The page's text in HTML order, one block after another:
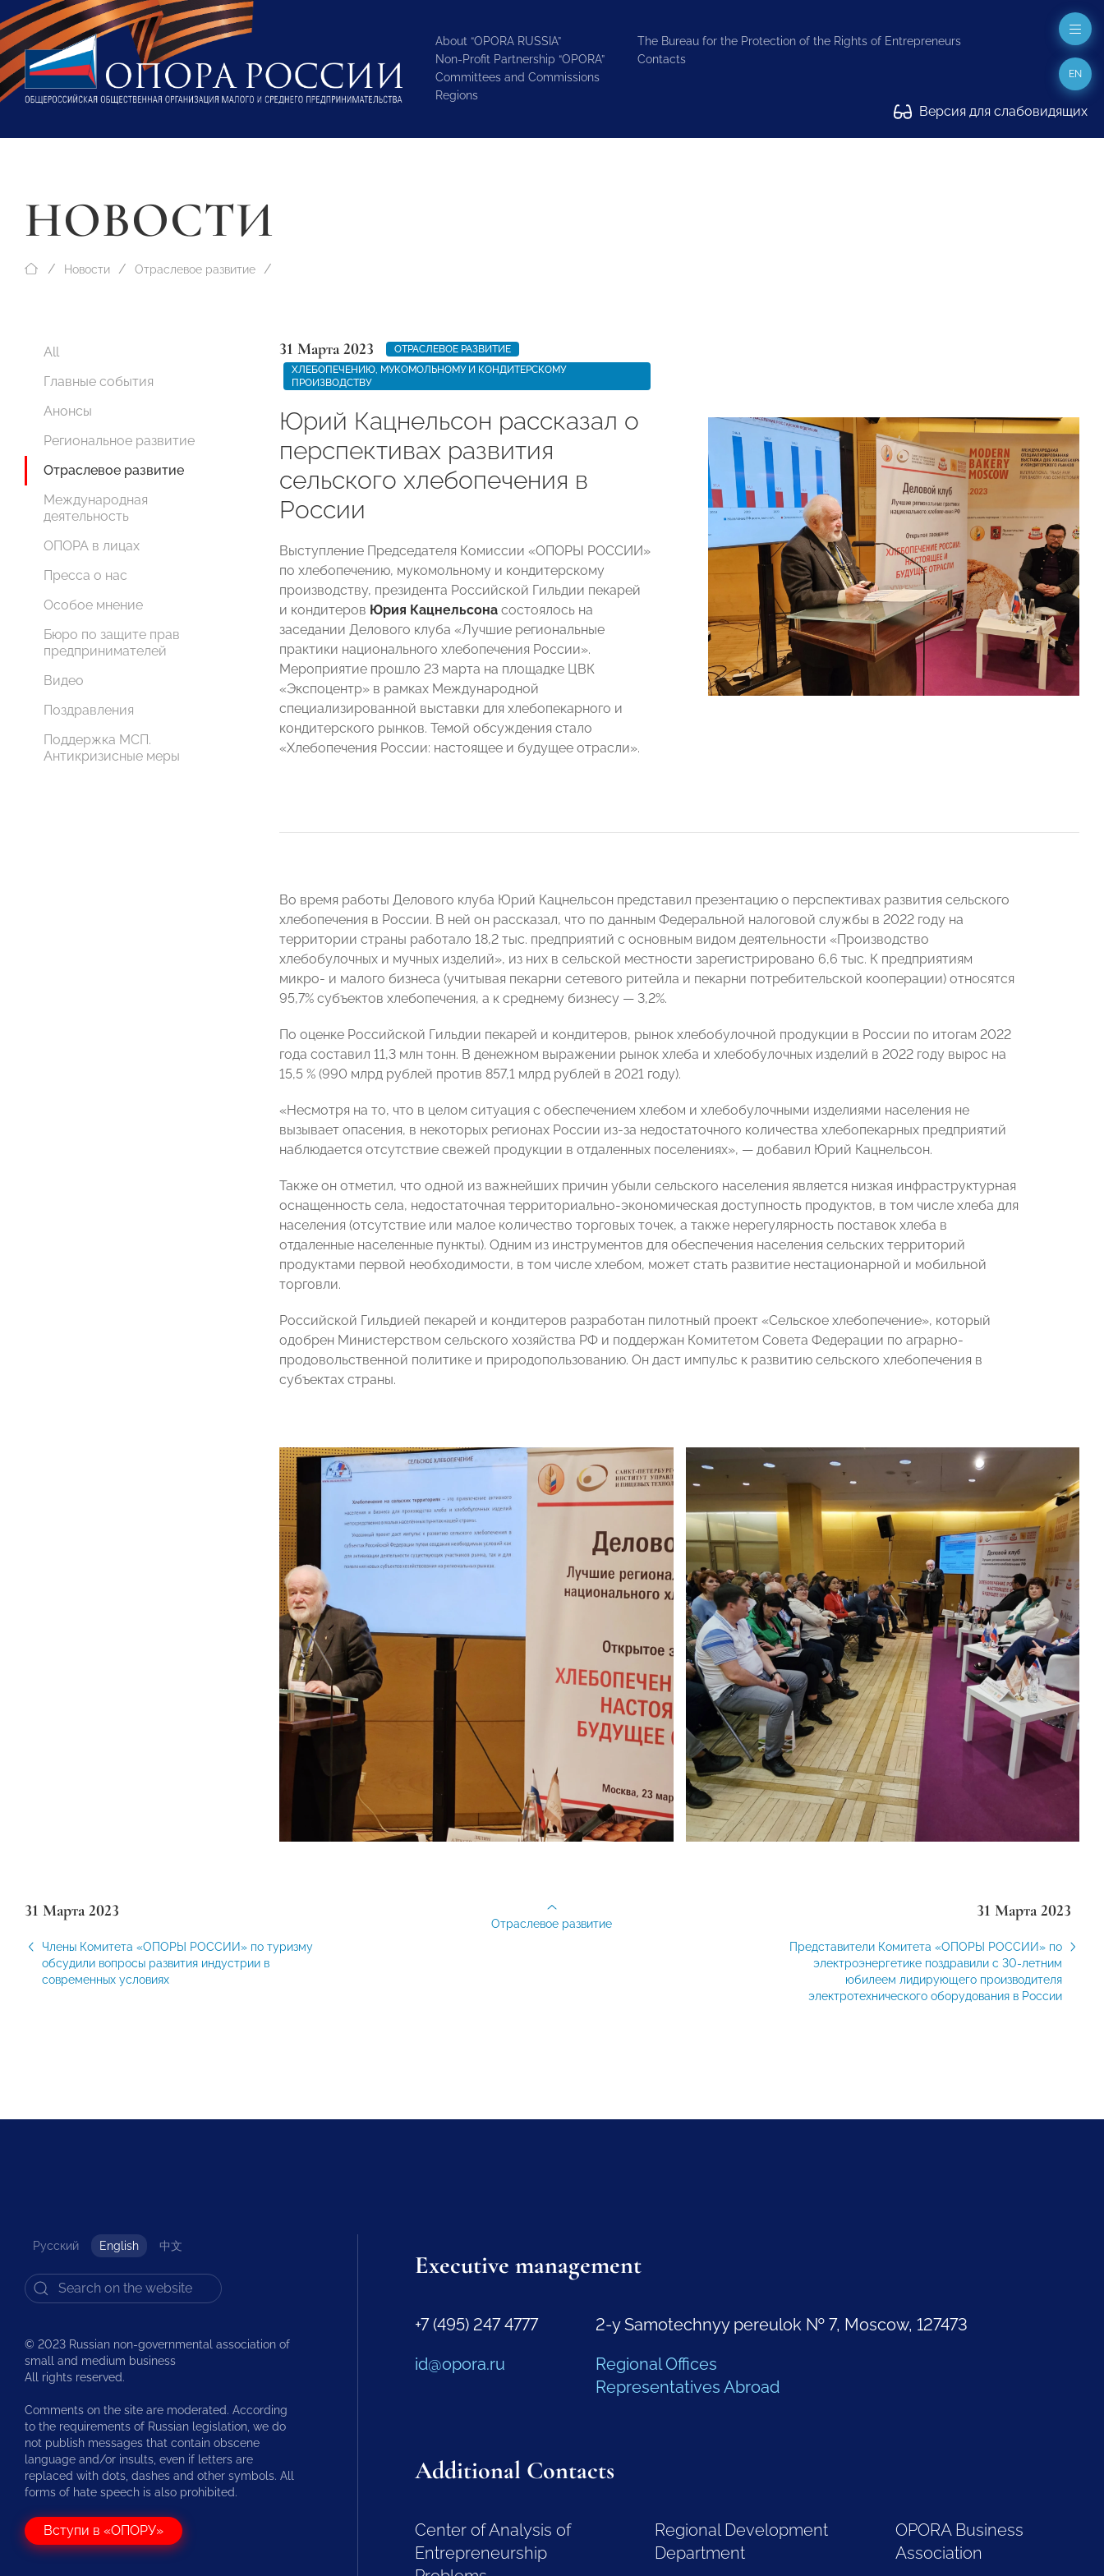
About “OPORA RUSSIA”
Non-Profit Partnership “OPORA”
Committees and Commissions
Regions
The Bureau for the Protection of the Rights of Entrepreneurs
Contacts
Версия для слабовидящих
EN
НОВОСТИ
Новости Отраслевое развитие
All
Главные события
Анонсы
Региональное развитие
Отраслевое развитие
Международная
деятельность
ОПОРА в лицах
Пресса о нас
Особое мнение
Бюро по защите прав
предпринимателей
Видео
Поздравления
Поддержка МСП.
Антикризисные меры
31 Марта 2023
ОТРАСЛЕВОЕ РАЗВИТИЕ
ХЛЕБОПЕЧЕНИЮ, МУКОМОЛЬНОМУ И КОНДИТЕРСКОМУ
ПРОИЗВОДСТВУ
Юрий Кацнельсон рассказал о
перспективах развития
сельского хлебопечения в
России
Выступление Председателя Комиссии «ОПОРЫ РОССИИ»
по хлебопечению, мукомольному и кондитерскому
производству, президента Российской Гильдии пекарей
и кондитеров Юрия Кацнельсона состоялось на
заседании Делового клуба «Лучшие региональные
практики национального хлебопечения России».
Мероприятие прошло 23 марта на площадке ЦВК
«Экспоцентр» в рамках Международной
специализированной выставки для хлебопекарного и
кондитерского рынков. Темой обсуждения стало
«Хлебопечения России: настоящее и будущее отрасли».
Во время работы Делового клуба Юрий Кацнельсон представил презентацию о перспективах развития сельского
хлебопечения в России. В ней он рассказал, что по данным Федеральной налоговой службы в 2022 году на
территории страны работало 18,2 тыс. предприятий с основным видом деятельности «Производство
хлебобулочных и мучных изделий», из них в сельской местности зарегистрировано 6,6 тыс. К предприятиям
микро- и малого бизнеса (учитывая пекарни сетевого ритейла и пекарни потребительской кооперации) относятся
95,7% субъектов хлебопечения, а к среднему бизнесу — 3,2%.
По оценке Российской Гильдии пекарей и кондитеров, рынок хлебобулочной продукции в России по итогам 2022
года составил 11,3 млн тонн. В денежном выражении рынок хлеба и хлебобулочных изделий в 2022 году вырос на
15,5 % (990 млрд рублей против 857,1 млрд рублей в 2021 году).
«Несмотря на то, что в целом ситуация с обеспечением хлебом и хлебобулочными изделиями населения не
вызывает опасения, в некоторых регионах России из-за недостаточного количества хлебопекарных предприятий
наблюдается отсутствие свежей продукции в отдаленных поселениях», — добавил Юрий Кацнельсон.
Также он отметил, что одной из важнейших причин убыли сельского населения является низкая инфраструктурная
оснащенность села, недостаточная территориально-экономическая доступность продуктов, в том числе хлеба для
населения (отсутствие или малое количество торговых точек, а также нерегулярность поставок хлеба в
отдаленные населенные пункты). Одним из инструментов для обеспечения населения сельских территорий
продуктами первой необходимости, в том числе хлебом, может стать развитие нестационарной и мобильной
торговли.
Российской Гильдией пекарей и кондитеров разработан пилотный проект «Сельское хлебопечение», который
одобрен Министерством сельского хозяйства РФ и поддержан Комитетом Совета Федерации по аграрно-
продовольственной политике и природопользованию. Он даст импульс к развитию сельского хлебопечения в
субъектах страны.
31 Марта 2023
Члены Комитета «ОПОРЫ РОССИИ» по туризму
обсудили вопросы развития индустрии в
современных условиях
31 Марта 2023
Представители Комитета «ОПОРЫ РОССИИ» по
электроэнергетике поздравили с 30-летним
юбилеем лидирующего производителя
электротехнического оборудования в России
Отраслевое развитие
Русский English 中文
© 2023 Russian non-governmental association of
small and medium business
All rights reserved.
Comments on the site are moderated. According
to the requirements of Russian legislation, we do
not publish messages that contain obscene
language and/or insults, even if letters are
replaced with dots, dashes and other symbols. All
forms of hate speech is also prohibited.
Вступи в «ОПОРУ»
Executive management
+7 (495) 247 4777
id@opora.ru
2-y Samotechnyy pereulok № 7, Moscow, 127473
Regional Offices
Representatives Abroad
Additional Contacts
Center of Analysis of
Entrepreneurship
Regional Development
Department
OPORA Business
Association